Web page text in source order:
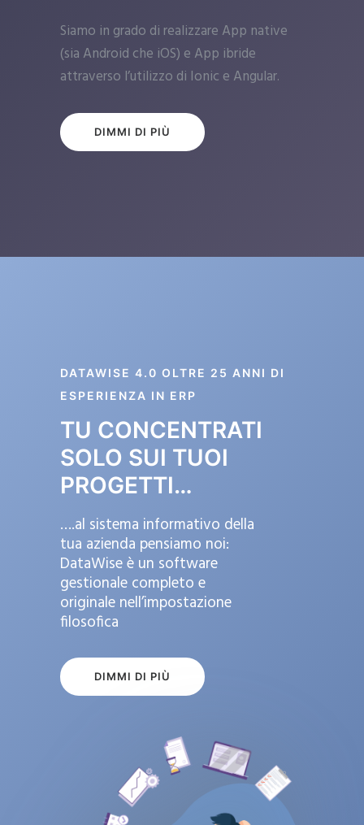
Siamo in grado di realizzare App native
(sia Android che iOS) e App ibride
attraverso l’utilizzo di Ionic e Angular.
DIMMI DI PIÙ
DATAWISE 4.0 OLTRE 25 ANNI DI
ESPERIENZA IN ERP
TU CONCENTRATI
SOLO SUI TUOI
PROGETTI…
….al sistema informativo della
tua azienda pensiamo noi:
DataWise è un software
gestionale completo e
originale nell’impostazione
filosofica
DIMMI DI PIÙ